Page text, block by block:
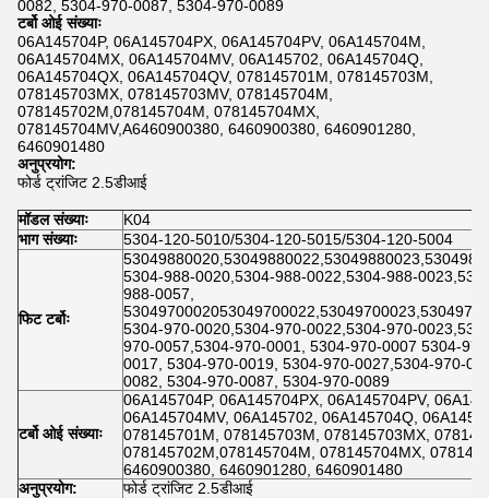
0082, 5304-970-0087, 5304-970-0089
टर्बो ओई संख्याः
06A145704P, 06A145704PX, 06A145704PV, 06A145704M,
06A145704MX, 06A145704MV, 06A145702, 06A145704Q,
06A145704QX, 06A145704QV, 078145701M, 078145703M,
078145703MX, 078145703MV, 078145704M,
078145702M,078145704M, 078145704MX,
078145704MV,A6460900380, 6460900380, 6460901280,
6460901480
अनुप्रयोग:
फोर्ड ट्रांजिट 2.5डीआई
मॉडल संख्याः
K04
भाग संख्याः
5304-120-5010/5304-120-5015/5304-120-5004
फिट टर्बोः
5304-988-0020,5304-988-0022,5304-988-
988-0057,
5304-970-0020,5304-970-0022,5304-970-
970-0057,5304-970-0001, 5304-970-0007 5304-
0017, 5304-970-0019, 5304-970-0027,5304-970-
0082, 5304-970-0087, 5304-970-0089
टर्बो ओई संख्याः
06A145704P, 06A145704PX, 06A145704PV,
06A145704MV, 06A145702, 06A145704Q,
078145701M, 078145703M, 078145703MX,
078145702M,078145704M, 078145704MX,
6460900380, 6460901280, 6460901480
अनुप्रयोग:
फोर्ड ट्रांजिट 2.5डीआई